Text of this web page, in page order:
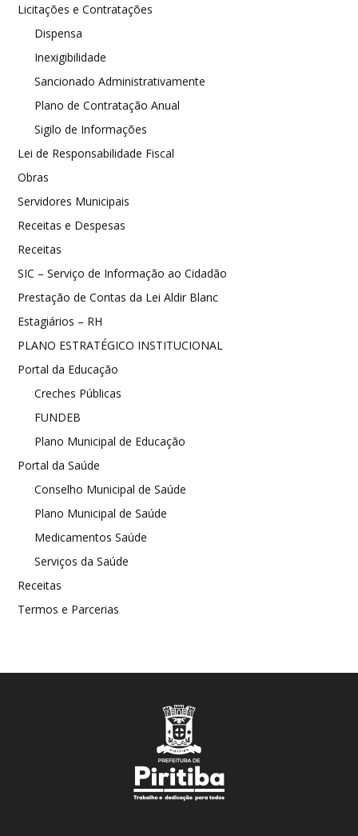
Licitações e Contratações
Dispensa
Inexigibilidade
Sancionado Administrativamente
Plano de Contratação Anual
Sigilo de Informações
Lei de Responsabilidade Fiscal
Obras
Servidores Municipais
Receitas e Despesas
Receitas
SIC – Serviço de Informação ao Cidadão
Prestação de Contas da Lei Aldir Blanc
Estagiários – RH
PLANO ESTRATÉGICO INSTITUCIONAL
Portal da Educação
Creches Públicas
FUNDEB
Plano Municipal de Educação
Portal da Saúde
Conselho Municipal de Saúde
Plano Municipal de Saúde
Medicamentos Saúde
Serviços da Saúde
Receitas
Termos e Parcerias